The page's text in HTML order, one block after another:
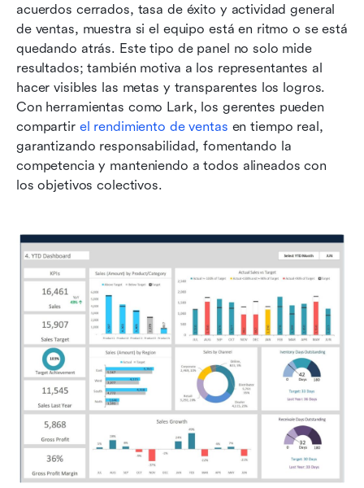
acuerdos cerrados, tasa de éxito y actividad general
de ventas, muestra si el equipo está en ritmo o se está
quedando atrás. Este tipo de panel no solo mide
resultados; también motiva a los representantes al
hacer visibles las metas y transparentes los logros.
Con herramientas como Lark, los gerentes pueden
compartir el rendimiento de ventas en tiempo real,
garantizando responsabilidad, fomentando la
competencia y manteniendo a todos alineados con
los objetivos colectivos.